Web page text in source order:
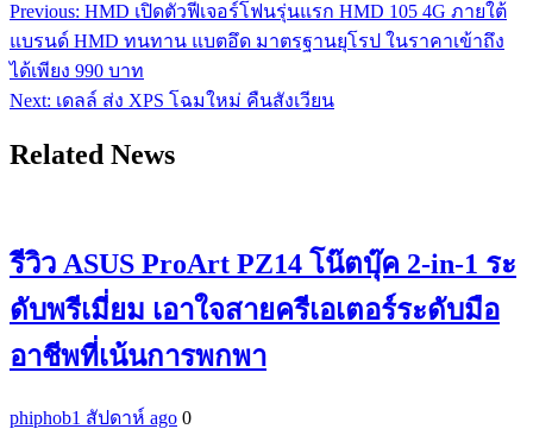
แนะแนว
เรื่อง
Previous: HMD เปิดตัวฟีเจอร์โฟนรุ่นแรก HMD 105 4G ภายใต้
แบรนด์ HMD ทนทาน แบตอึด มาตรฐานยุโรป ในราคาเข้าถึง
ได้เพียง 990 บาท
Next: เดลล์ ส่ง XPS โฉมใหม่ คืนสังเวียน
Related News
รีวิว ASUS ProArt PZ14 โน๊ตบุ๊ค 2-in-1 ระ
ดับพรีเมี่ยม เอาใจสายครีเอเตอร์ระดับมือ
อาชีพที่เน้นการพกพา
phiphob1 สัปดาห์ ago 0